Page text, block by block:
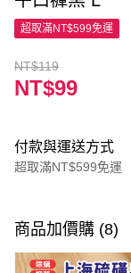
超取滿NT$599免運
NT$119
NT$99
付款與運送方式
超取滿NT$599免運
信用卡一次付款
超商取貨付款
商品加價購 (8)